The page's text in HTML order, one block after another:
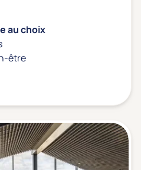
au choix
être